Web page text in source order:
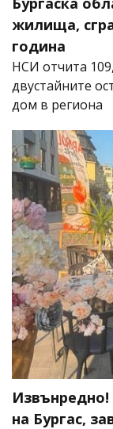
жилища,
година
НСИ отчита
двустайните
дом в региона
Извънредно!
на Бургас,